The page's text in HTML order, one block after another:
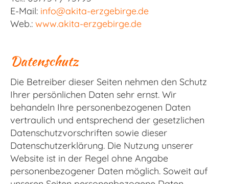
E-Mail: info@akita-erzgebirge.de
Web.: www.akita-erzgebirge.de
Datenschutz
Die Betreiber dieser Seiten nehmen den Schutz
Ihrer persönlichen Daten sehr ernst. Wir
behandeln Ihre personenbezogenen Daten
vertraulich und entsprechend der gesetzlichen
Datenschutzvorschriften sowie dieser
Datenschutzerklärung. Die Nutzung unserer
Website ist in der Regel ohne Angabe
personenbezogener Daten möglich. Soweit auf